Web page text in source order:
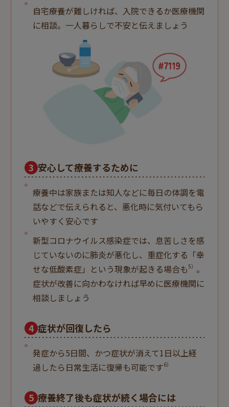
自宅療養が難しければ、入院できるか医療機関
に相談。一人暮らしで不安と伝えましょう
3 安心して療養するために
療養中は家族または知人などに毎日の体調を電
話などで伝えられると、悪化時に気付いてもら
いやすく安心です
新型コロナウイルス感染症では、息苦しさを感
じていないのに肺炎が悪化し、重症化する「幸
せな低酸素症」という現象が起きる場合も5） 。
症状が改善に向かわなければ早めに医療機関に
相談しましょう
4 症状が回復したら
発症から5日間、かつ症状が消えて1日以上経
過したら日常生活に復帰も可能です6）
5 療養終了後も症状が続く場合には